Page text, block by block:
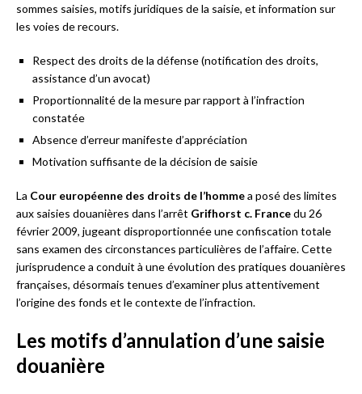
sommes saisies, motifs juridiques de la saisie, et information sur
les voies de recours.
Respect des droits de la défense (notification des droits,
assistance d’un avocat)
Proportionnalité de la mesure par rapport à l’infraction
constatée
Absence d’erreur manifeste d’appréciation
Motivation suffisante de la décision de saisie
La Cour européenne des droits de l’hommea posé des limites
aux saisies douanières dans l’arrêt Grifhorst c. Francedu 26
février 2009, jugeant disproportionnée une confiscation totale
sans examen des circonstances particulières de l’affaire. Cette
jurisprudence a conduit à une évolution des pratiques douanières
françaises, désormais tenues d’examiner plus attentivement
l’origine des fonds et le contexte de l’infraction.
Les motifs d’annulation d’une saisie
douanière